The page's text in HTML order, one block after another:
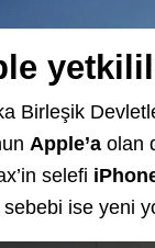
Birleşik
Apple’a olan
selefi
sebebi ise yeni